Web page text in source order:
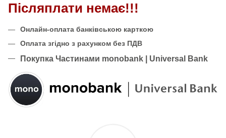
Післяплати немає!!!
Онлайн-оплата банківською карткою
Оплата згідно з рахунком без ПДВ
Покупка Частинами monobank | Universal Bank